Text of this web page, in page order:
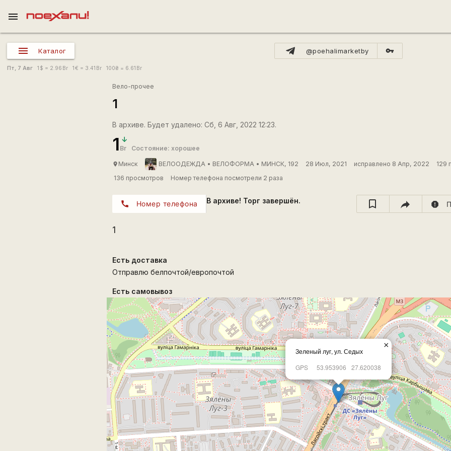
menu
Каталог @poehalimarketby vpn_key
Пт, 7 Авг 1 $ = 2.96 Br 1€ = 3.41 Br 100₴ = 6.61 Br
Вело-прочее
1
В архиве. Будет удалено: Сб, 6 Авг, 2022 12:23.
1 Br Состояние: хорошее
place Минск ВЕЛООДЕЖДА • ВЕЛОФОРМА • МИНСК, 192 28 Июл, 2021 исправлено 8 Апр, 2022
129
136 просмотров
Номер телефона посмотрели 2 раза
call Номер телефона В архиве! Торг завершён. report
1
Есть доставка
Отправлю белпочтой/европочтой
Есть самовывоз
Зеленый луг, ул. Седых
GPS
53.953906 27.620038
×